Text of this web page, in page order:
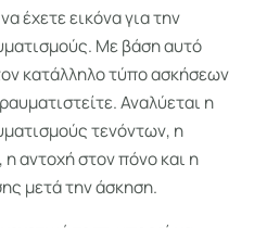
έχετε εικόνα για την
Με βάση αυτό
κατάλληλο τύπο ασκήσεων
Αναλύεται η
τενόντων, η
η αντοχή στον πόνο και η
μετά την άσκηση.